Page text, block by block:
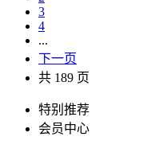
3
4
...
下一页
共 189 页
特别推荐
会员中心